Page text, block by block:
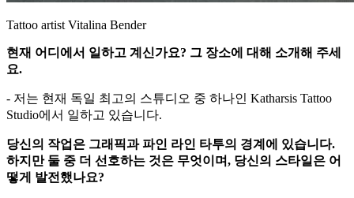
Tattoo artist Vitalina Bender
현재 어디에서 일하고 계신가요? 그 장소에 대해 소개해 주세
요.
- 저는 현재 독일 최고의 스튜디오 중 하나인 Katharsis Tattoo
Studio에서 일하고 있습니다.
당신의 작업은 그래픽과 파인 라인 타투의 경계에 있습니다.
하지만 둘 중 더 선호하는 것은 무엇이며, 당신의 스타일은 어
떻게 발전했나요?